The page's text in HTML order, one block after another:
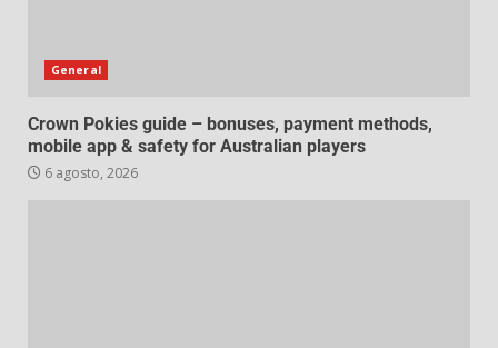
General
Crown Pokies guide – bonuses, payment methods,
mobile app & safety for Australian players
6 agosto, 2026